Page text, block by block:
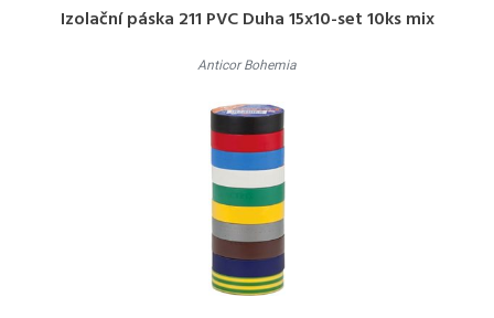
Izolační páska 211 PVC Duha 15x10-set 10ks mix
Anticor Bohemia